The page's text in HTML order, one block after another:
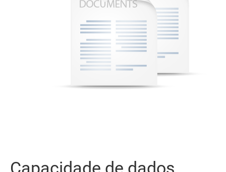
Capacidade de dados